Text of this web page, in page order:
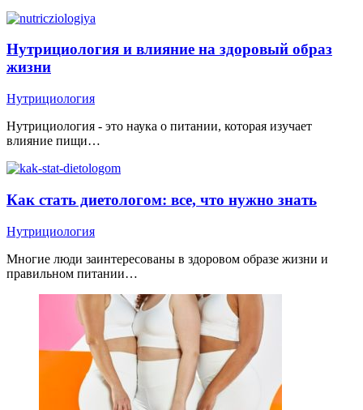
Нутрициология и влияние на здоровый образ
жизни
Нутрициология
Нутрициология - это наука о питании, которая изучает
влияние пищи…
Как стать диетологом: все, что нужно знать
Нутрициология
Многие люди заинтересованы в здоровом образе жизни и
правильном питании…